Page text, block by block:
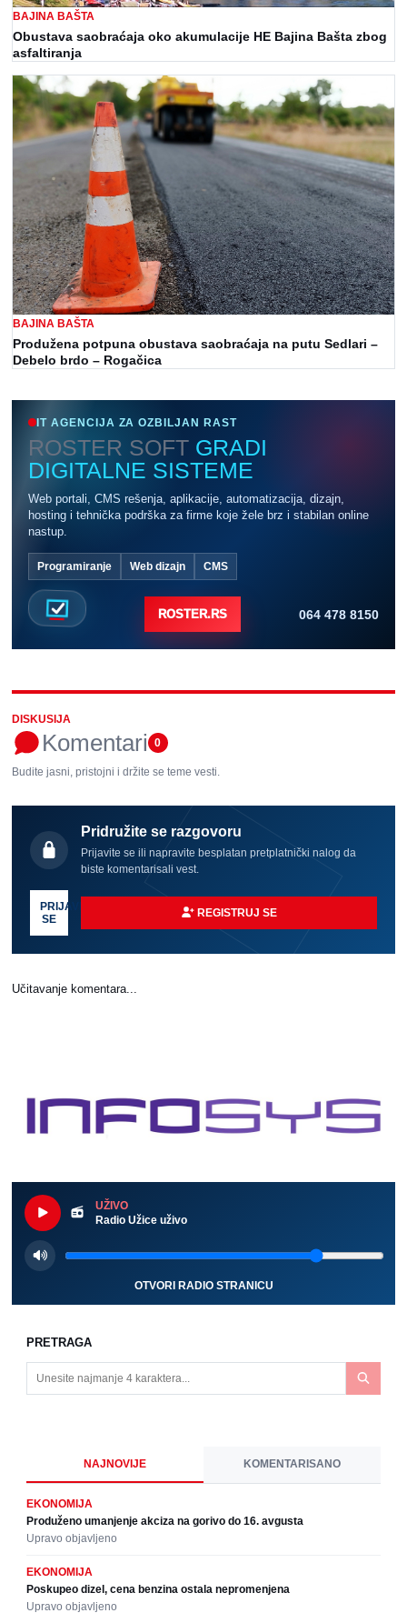
BAJINA BAŠTA
Obustava saobraćaja oko akumulacije HE Bajina Bašta zbog
asfaltiranja
BAJINA BAŠTA
Produžena potpuna obustava saobraćaja na putu Sedlari –
Debelo brdo – Rogačica
IT AGENCIJA ZA OZBILJAN RAST
ROSTER SOFT GRADI
DIGITALNE SISTEME
Web portali, CMS rešenja, aplikacije, automatizacija, dizajn,
hosting i tehnička podrška za firme koje žele brz i stabilan online
nastup.
Programiranje Web dizajn CMS
ROSTER.RS 064 478 8150
DISKUSIJA
Komentari 0
Budite jasni, pristojni i držite se teme vesti.
Pridružite se razgovoru
Prijavite se ili napravite besplatan pretplatnički nalog da
biste komentarisali vest.
PRIJAVI
SE
REGISTRUJ SE
Učitavanje komentara...
UŽIVO
Radio Užice uživo
OTVORI RADIO STRANICU
PRETRAGA
NAJNOVIJE KOMENTARISANO
EKONOMIJA
Produženo umanjenje akciza na gorivo do 16. avgusta
Upravo objavljeno
EKONOMIJA
Poskupeo dizel, cena benzina ostala nepromenjena
Upravo objavljeno